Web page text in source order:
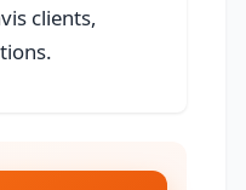
clients,